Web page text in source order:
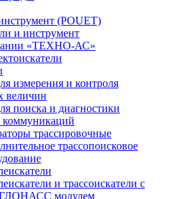
(POUET)
и инструмент
«ТЕХНО-АС»
измерения и контроля
величин
поиска и диагностики
коммуникаций
трассировочные
трассопоисковое
и трассоискатели с
модулем